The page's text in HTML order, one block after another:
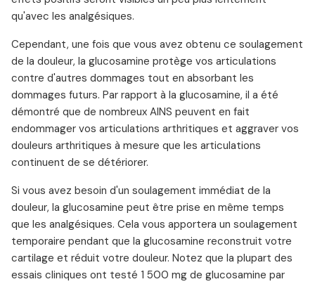
qu'avec les analgésiques.
Cependant, une fois que vous avez obtenu ce soulagement
de la douleur, la glucosamine protège vos articulations
contre d'autres dommages tout en absorbant les
dommages futurs. Par rapport à la glucosamine, il a été
démontré que de nombreux AINS peuvent en fait
endommager vos articulations arthritiques et aggraver vos
douleurs arthritiques à mesure que les articulations
continuent de se détériorer.
Si vous avez besoin d'un soulagement immédiat de la
douleur, la glucosamine peut être prise en même temps
que les analgésiques. Cela vous apportera un soulagement
temporaire pendant que la glucosamine reconstruit votre
cartilage et réduit votre douleur. Notez que la plupart des
essais cliniques ont testé 1 500 mg de glucosamine par